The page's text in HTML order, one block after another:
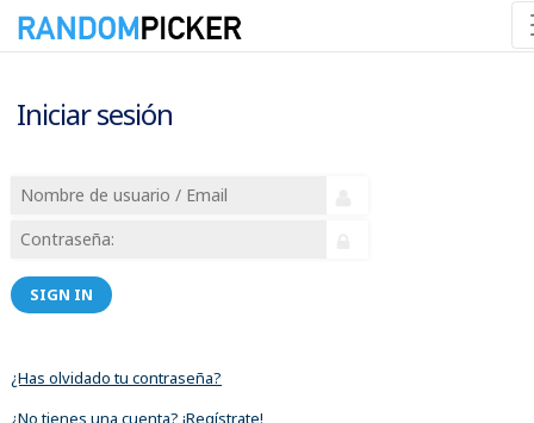
Iniciar sesión
SIGN IN
¿Has olvidado tu contraseña?
¿No tienes una cuenta? ¡Regístrate!